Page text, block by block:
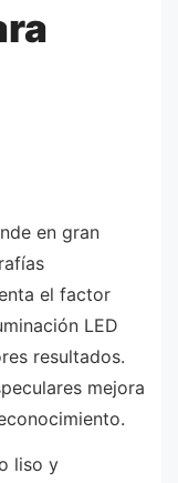
en gran
el factor
LED
resultados.
mejora
liso y